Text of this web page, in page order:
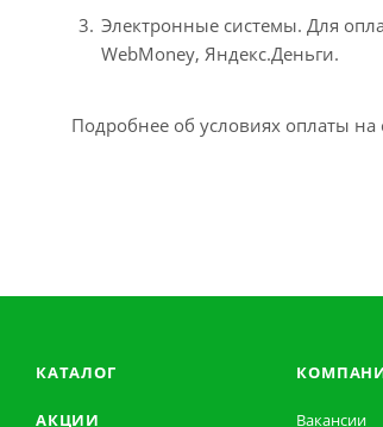
Электронные системы. Для
WebMoney, Яндекс.Деньги.
Подробнее об условиях оплаты на
КАТАЛОГ
АКЦИИ
Вакансии